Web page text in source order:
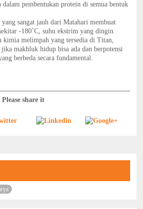
pembentukan protein di semua bentuk
sangat jauh dari Matahari membuat
-180˚C, suhu ekstrim yang dingin.
kimia melimpah yang tersedia di Titan,
makhluk hidup bisa ada dan berpotensi
berbeda secara fundamental.
share it